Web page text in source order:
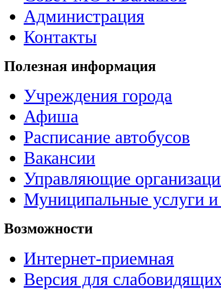
Администрация
Контакты
Полезная информация
Учреждения города
Афиша
Расписание автобусов
Вакансии
Управляющие
Муниципальные услуги
Возможности
Интернет-приемная
Версия для